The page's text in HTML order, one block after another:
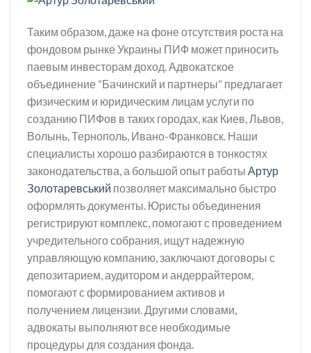
Таким образом, даже на фоне отсутствия роста на
фондовом рынке Украины ПИФ может приносить
паевым инвесторам доход. Адвокатское
объединение “Бачинский и партнеры” предлагает
физическим и юридическим лицам услуги по
созданию ПИФов в таких городах, как Киев, Львов,
Волынь, Тернополь, Ивано-Франковск. Наши
специалисты хорошо разбираются в тонкостях
законодательства, а большой опыт работы Артур
Золотаревський позволяет максимально быстро
оформлять документы. Юристы объединения
регистрируют комплекс, помогают с проведением
учредительного собрания, ищут надежную
управляющую компанию, заключают договоры с
депозитарием, аудитором и андеррайтером,
помогают с формированием активов и
получением лицензии. Другими словами,
адвокаты выполняют все необходимые
процедуры для создания фонда.